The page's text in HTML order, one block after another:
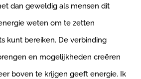
dan geweldig als mensen dit
weten om te zetten
kunt bereiken. De verbinding
en mogelijkheden creëren
boven te krijgen geeft energie. Ik